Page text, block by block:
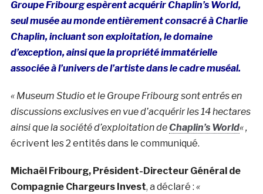
Groupe Fribourg espèrent acquérir Chaplin’s World,
seul musée au monde entièrement consacré à Charlie
Chaplin, incluant son exploitation, le domaine
d’exception, ainsi que la propriété immatérielle
associée à l’univers de l’artiste dans le cadre muséal.
« Museum Studio et le Groupe Fribourg sont entrés en
discussions exclusives en vue d’acquérir les 14 hectares
ainsi que la société d’exploitation de Chaplin’s World« ,
écrivent les 2 entités dans le communiqué.
Michaël Fribourg, Président-Directeur Général de
Compagnie Chargeurs Invest, a déclaré : «